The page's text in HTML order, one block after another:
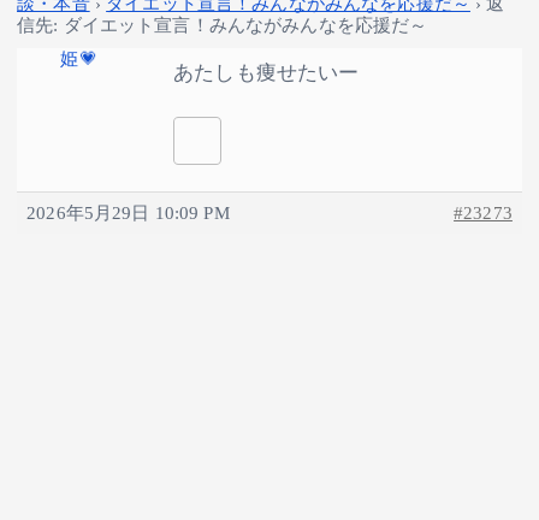
信先: ダイエット宣言！みんながみんなを応援だ～
2026年5月29日 10:09 PM #23273
姫💗
あたしも痩せたいー